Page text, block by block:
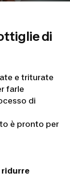
di
e triturate
farle
di
è pronto per
ridurre